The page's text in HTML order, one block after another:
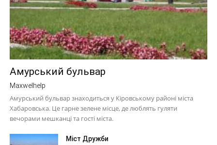
Амурський бульвар
Maxwelhelp
Амурський бульвар знаходиться у Кіровському районі міста
Хабаровська. Це гарне зелене місце, де люблять гуляти
вечорами мешканці та гості міста.
Міст Дружби